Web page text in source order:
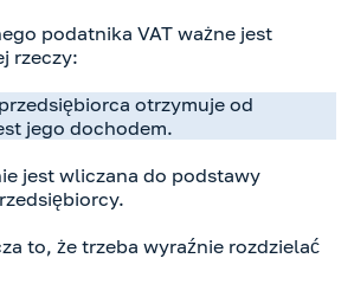
podatnika VAT ważne jest
rzeczy:
otrzymuje od
jego dochodem.
jest wliczana do podstawy
to, że trzeba wyraźnie rozdzielać